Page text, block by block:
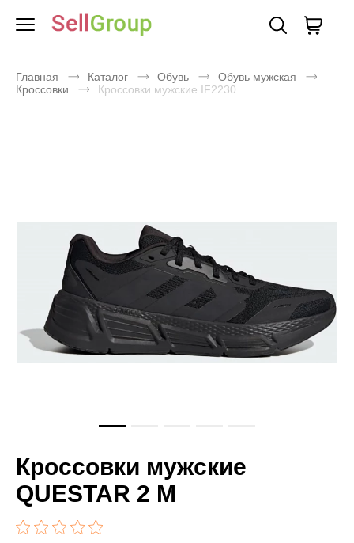
Главная Каталог Обувь
Обувь мужская
Кроссовки
Кроссовки мужские IF2230
Кроссовки мужские
QUESTAR 2 M